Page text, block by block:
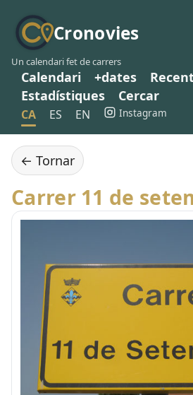
Cronovies
Un calendari fet de carrers
Calendari +dates
Estadístiques
Cercar
CA ES EN Instagram
← Tornar
Carrer 11 de